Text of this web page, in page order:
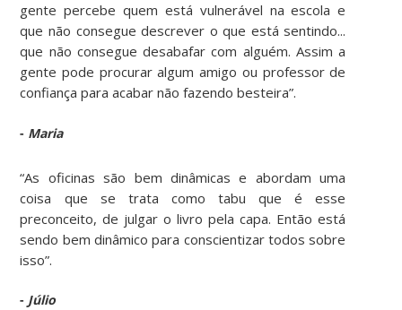
gente percebe quem está vulnerável na escola e
que não consegue descrever o que está sentindo...
que não consegue desabafar com alguém. Assim a
gente pode procurar algum amigo ou professor de
confiança para acabar não fazendo besteira”.
- Maria
“As oficinas são bem dinâmicas e abordam uma
coisa que se trata como tabu que é esse
preconceito, de julgar o livro pela capa. Então está
sendo bem dinâmico para conscientizar todos sobre
isso”.
- Júlio